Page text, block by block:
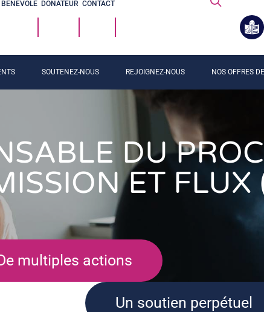
BÉNÉVOLE DONATEUR CONTACT
SOUTENEZ-NOUS REJOIGNEZ-NOUS NOS OFFRES
DU
ET FLUX
multiples actions
Un soutien perpétuel